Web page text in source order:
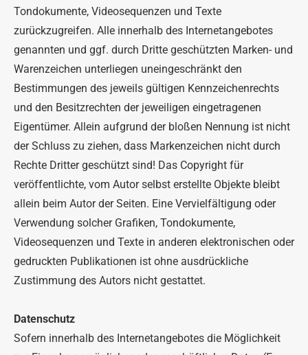
Tondokumente, Videosequenzen und Texte
zurückzugreifen. Alle innerhalb des Internetangebotes
genannten und ggf. durch Dritte geschützten Marken- und
Warenzeichen unterliegen uneingeschränkt den
Bestimmungen des jeweils gültigen Kennzeichenrechts
und den Besitzrechten der jeweiligen eingetragenen
Eigentümer. Allein aufgrund der bloßen Nennung ist nicht
der Schluss zu ziehen, dass Markenzeichen nicht durch
Rechte Dritter geschützt sind! Das Copyright für
veröffentlichte, vom Autor selbst erstellte Objekte bleibt
allein beim Autor der Seiten. Eine Vervielfältigung oder
Verwendung solcher Grafiken, Tondokumente,
Videosequenzen und Texte in anderen elektronischen oder
gedruckten Publikationen ist ohne ausdrückliche
Zustimmung des Autors nicht gestattet.
Datenschutz
Sofern innerhalb des Internetangebotes die Möglichkeit